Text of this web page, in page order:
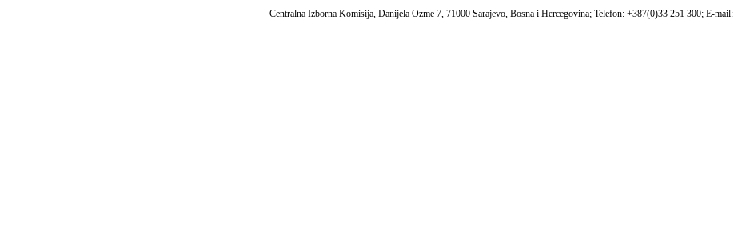
Centralna Izborna Komisija, Danijela Ozme 7, 71000 Sarajevo, Bosna i Hercegovina; Telefon: +387(0)33 251 300; E-mail: